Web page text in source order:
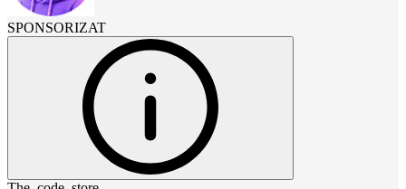
SPONSORIZAT